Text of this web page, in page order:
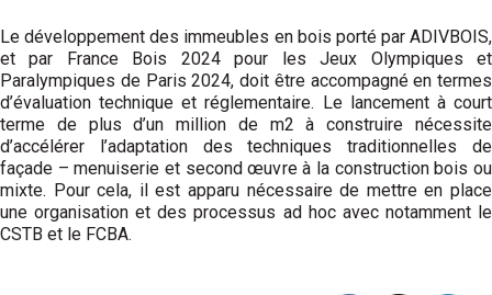
Le développement des immeubles en bois porté par ADIVBOIS,
et par France Bois 2024 pour les Jeux Olympiques et
Paralympiques de Paris 2024, doit être accompagné en termes
d’évaluation technique et réglementaire. Le lancement à court
terme de plus d’un million de m2 à construire nécessite
d’accélérer l’adaptation des techniques traditionnelles de
façade – menuiserie et second œuvre à la construction bois ou
mixte. Pour cela, il est apparu nécessaire de mettre en place
une organisation et des processus ad hoc avec notamment le
CSTB et le FCBA.